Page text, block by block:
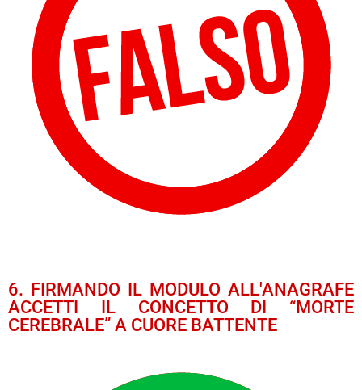
6. FIRMANDO IL MODULO ALL'ANAGRAFE
ACCETTI IL CONCETTO DI “MORTE
CEREBRALE” A CUORE BATTENTE